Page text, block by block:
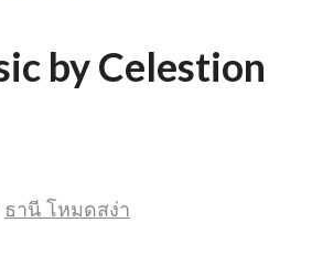
by Celestion
ธานี โหมดสง่า